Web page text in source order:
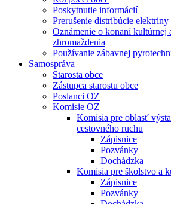
Poskytnutie informácií
Prerušenie distribúcie elektriny
Oznámenie o konaní kultúrnej
zhromaždenia
Používanie zábavnej
Samospráva
Starosta obce
Zástupca starostu obce
Poslanci OZ
Komisie OZ
Komisia pre oblasť
cestovného ruchu
Zápisnice
Pozvánky
Dochádzka
Komisia pre školstvo a
Zápisnice
Pozvánky